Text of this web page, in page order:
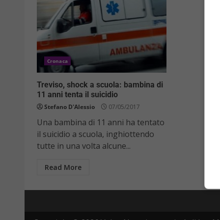
Cronaca
Treviso, shock a scuola: bambina di
11 anni tenta il suicidio
Stefano D'Alessio 07/05/2017
Una bambina di 11 anni ha tentato
il suicidio a scuola, inghiottendo
tutte in una volta alcune...
Read More